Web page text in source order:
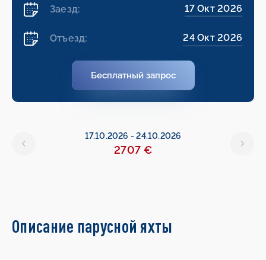
Заезд: 17 Окт 2026
Отъезд: 24 Окт 2026
Бесплатный запрос
17.10.2026 -24.10.2026
2707 €
Описание парусной яхты